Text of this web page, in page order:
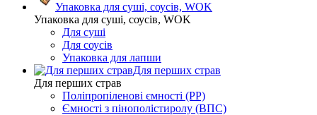
Упаковка для суші, соусів, WOK
Упаковка для суші, соусів, WOK
Для суші
Для соусів
Упаковка для лапши
Для перших страв
Для перших страв
Поліпропіленові ємності (PP)
Ємності з пінополістиролу (ВПС)